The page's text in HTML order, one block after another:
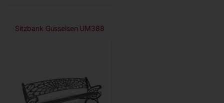
Sitzbank Gusseisen UM388